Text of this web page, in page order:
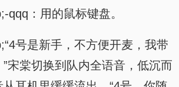
qqq：用的鼠标键盘。
号是新手，不方便开麦，我带
宋棠切换到队内全语音，低沉而